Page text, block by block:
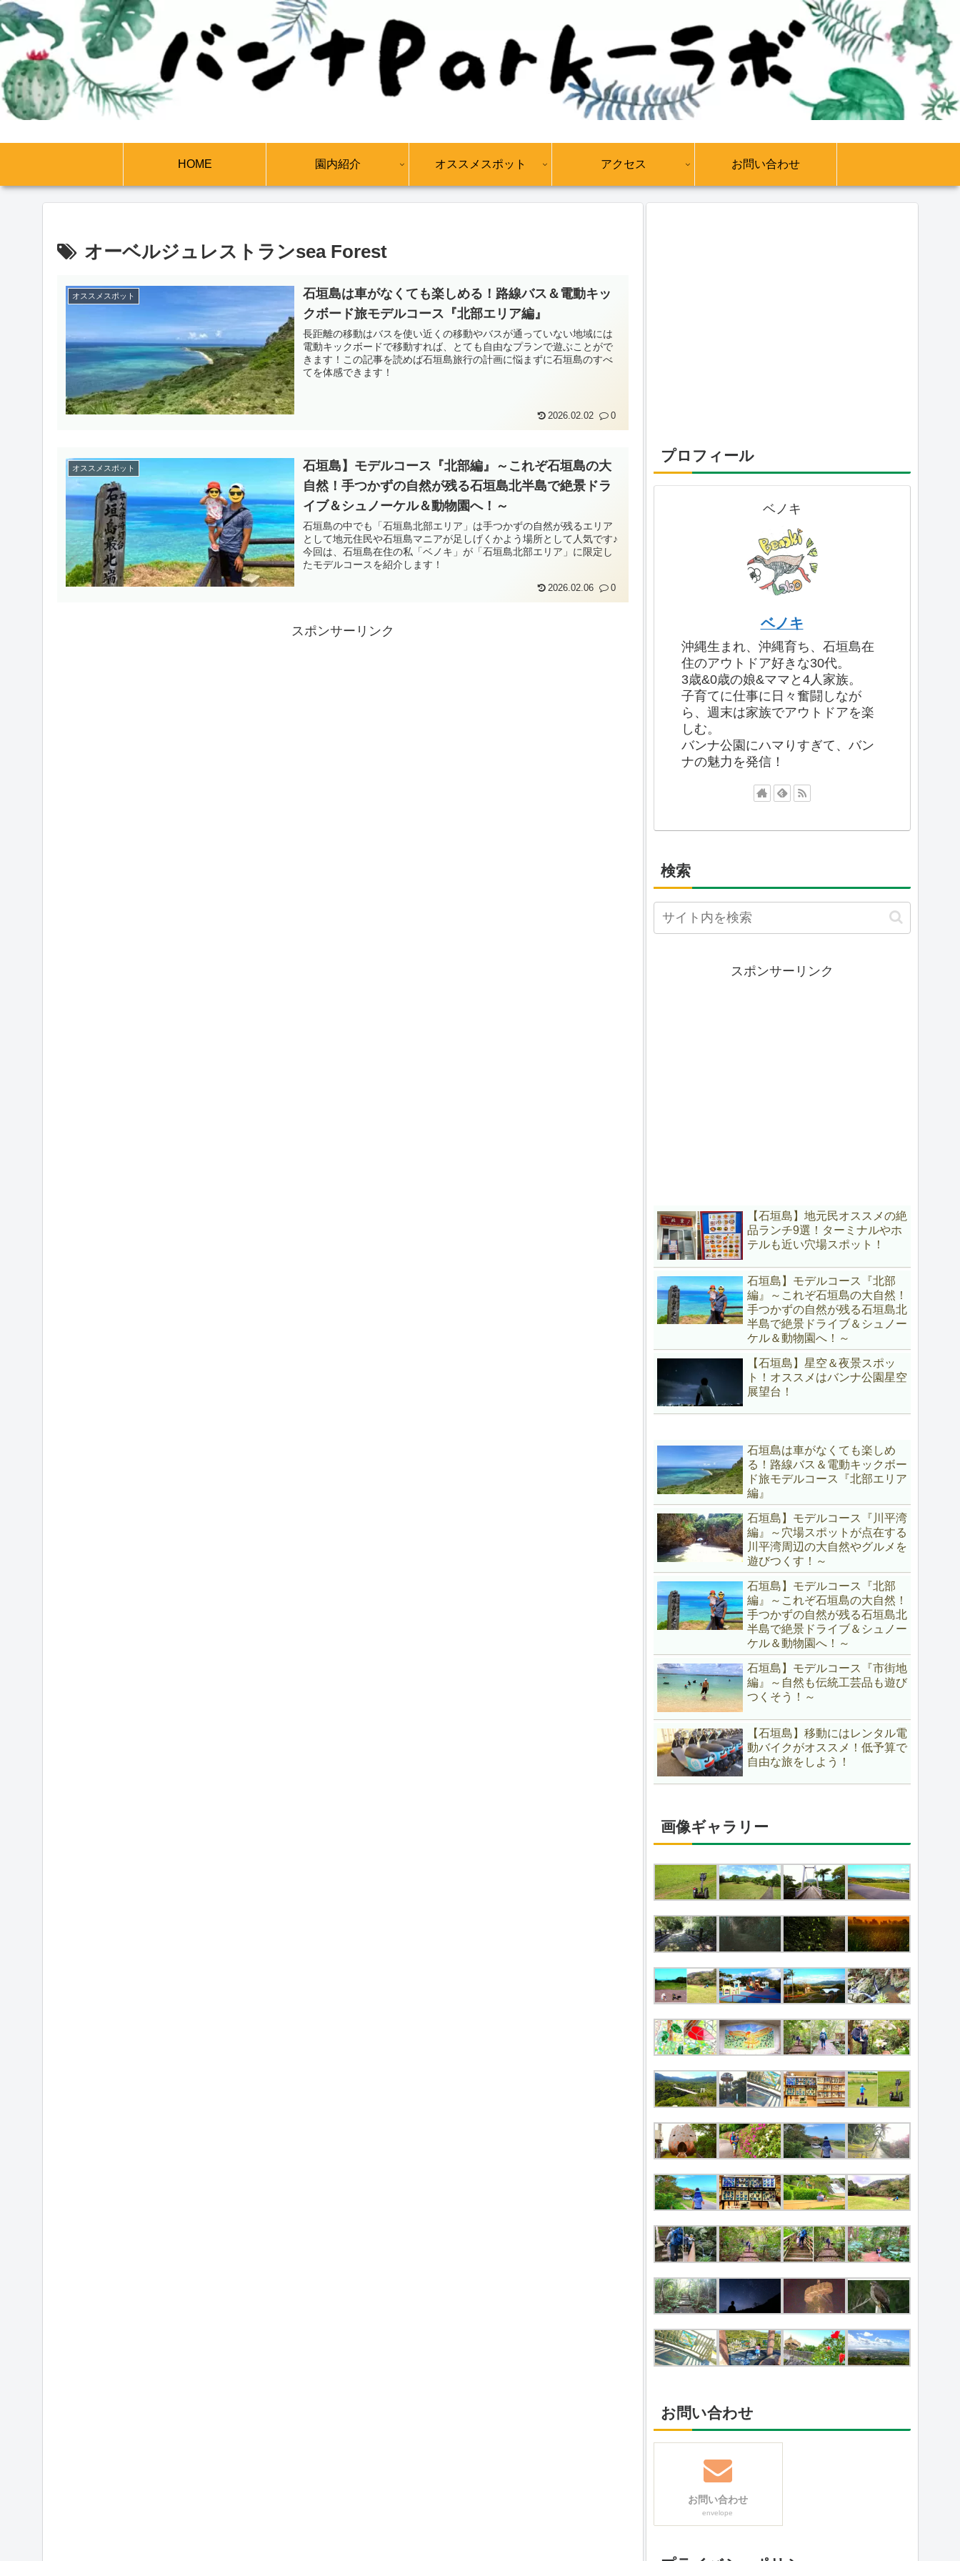
HOME 園内紹介 オススメスポット アクセス お問い合わせ
オーベルジュレストランsea Forest
オススメスポット
石垣島は車がなくても楽しめる！路線バス＆電動キッ
クボード旅モデルコース『北部エリア編』
長距離の移動はバスを使い近くの移動やバスが通っていない地域には
電動キックボードで移動すれば、とても自由なプランで遊ぶことがで
きます！この記事を読めば石垣島旅行の計画に悩まずに石垣島のすべ
てを体感できます！
2026.02.02 0
オススメスポット
石垣島】モデルコース『北部編』～これぞ石垣島の大
自然！手つかずの自然が残る石垣島北半島で絶景ドラ
イブ＆シュノーケル＆動物園へ！～
石垣島の中でも「石垣島北部エリア」は手つかずの自然が残るエリア
として地元住民や石垣島マニアが足しげくかよう場所として人気です♪
今回は、石垣島在住の私「ベノキ」が「石垣島北部エリア」に限定し
たモデルコースを紹介します！
2026.02.06 0
スポンサーリンク
プロフィール
ベノキ
ベノキ
沖縄生まれ、沖縄育ち、石垣島在
住のアウトドア好きな30代。
3歳&0歳の娘&ママと4人家族。
子育てに仕事に日々奮闘しなが
ら、週末は家族でアウトドアを楽
しむ。
バンナ公園にハマりすぎて、バン
ナの魅力を発信！
検索
スポンサーリンク
【石垣島】地元民オススメの絶
品ランチ9選！ターミナルやホ
テルも近い穴場スポット！
石垣島】モデルコース『北部
編』～これぞ石垣島の大自然！
手つかずの自然が残る石垣島北
半島で絶景ドライブ＆シュノー
ケル＆動物園へ！～
【石垣島】星空＆夜景スポッ
ト！オススメはバンナ公園星空
展望台！
石垣島は車がなくても楽しめ
る！路線バス＆電動キックボー
ド旅モデルコース『北部エリア
編』
石垣島】モデルコース『川平湾
編』～穴場スポットが点在する
川平湾周辺の大自然やグルメを
遊びつくす！～
石垣島】モデルコース『北部
編』～これぞ石垣島の大自然！
手つかずの自然が残る石垣島北
半島で絶景ドライブ＆シュノー
ケル＆動物園へ！～
石垣島】モデルコース『市街地
編』～自然も伝統工芸品も遊び
つくそう！～
【石垣島】移動にはレンタル電
動バイクがオススメ！低予算で
自由な旅をしよう！
画像ギャラリー
お問い合わせ
お問い合わせ
envelope